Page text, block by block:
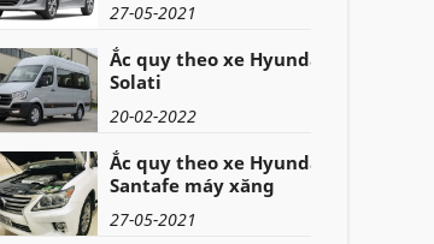
27-05-2021
Ắc quy theo xe Hyundai
Solati
20-02-2022
Ắc quy theo xe Hyundai
Santafe máy xăng
27-05-2021